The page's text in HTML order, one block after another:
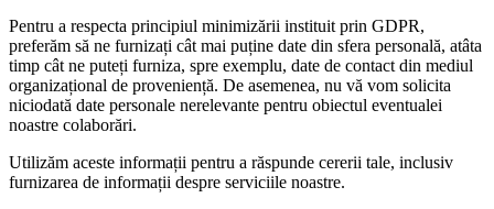
Pentru a respecta principiul minimizării instituit prin GDPR,
preferăm să ne furnizați cât mai puține date din sfera personală, atâta
timp cât ne puteți furniza, spre exemplu, date de contact din mediul
organizațional de proveniență. De asemenea, nu vă vom solicita
niciodată date personale nerelevante pentru obiectul eventualei
noastre colaborări.
Utilizăm aceste informații pentru a răspunde cererii tale, inclusiv
furnizarea de informații despre serviciile noastre.